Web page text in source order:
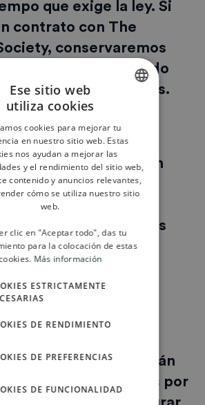
que exige la ley. Si
contrato con The
conservaremos
acuerdo con el periodo
legal de siete años.
no se comparte con
casos, la
compartirse
Nuestros empleados
a respetar la
de sus datos.
COOKIES
los navegadores están
para aceptar cookies por
ENGLISH
Ese sitio web
utiliza cookies
cookies para mejorar tu
en nuestro sitio web. Estas
nos ayudan a mejorar las
y el rendimiento del sitio web,
contenido y anuncios relevantes,
cómo se utiliza nuestro sitio
web.
clic en "Aceptar todo", das tu
para la colocación de estas
Más información
ESTRICTAMENTE
DE RENDIMIENTO
DE PREFERENCIAS
DE FUNCIONALIDAD